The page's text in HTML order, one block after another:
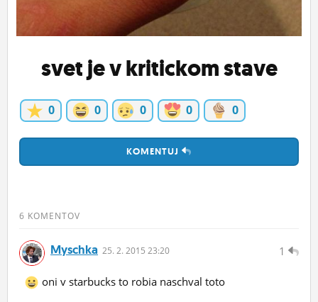
svet je v kritickom stave
0 0 0 0 0
KOMENTUJ
6 KOMENTOV
1
Myschka 25. 2. 2015 23:20
oni v starbucks to robia naschval toto